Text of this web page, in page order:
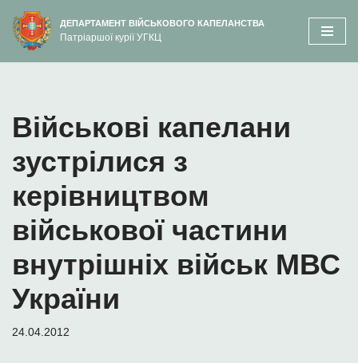
вмісту
Перейти
до
ДЕПАРТАМЕНТ ВІЙСЬКОВОГО КАПЕЛАНСТВА
Патріаршої курії УГКЦ
Військові капелани
зустрілися з
керівництвом
військової частини
внутрішніх військ МВС
України
24.04.2012